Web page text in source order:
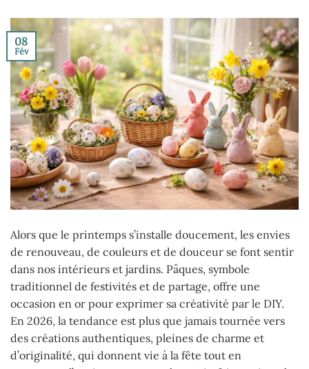
08
Fév
Alors que le printemps s’installe doucement, les envies
de renouveau, de couleurs et de douceur se font sentir
dans nos intérieurs et jardins. Pâques, symbole
traditionnel de festivités et de partage, offre une
occasion en or pour exprimer sa créativité par le DIY.
En 2026, la tendance est plus que jamais tournée vers
des créations authentiques, pleines de charme et
d’originalité, qui donnent vie à la fête tout en